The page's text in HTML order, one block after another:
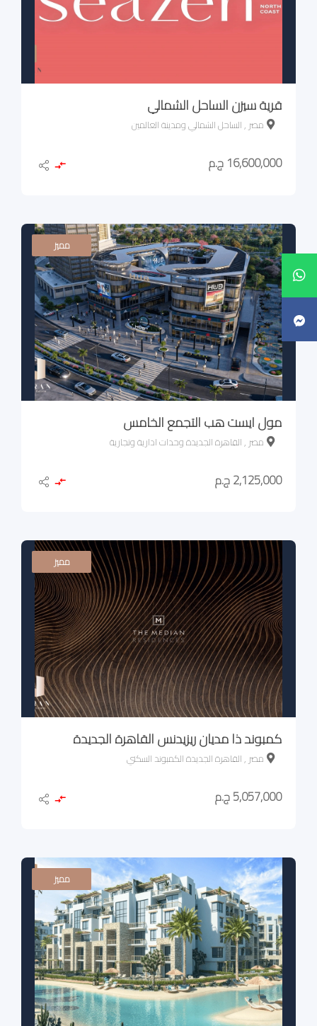
قرية سيزن الساحل الشمالي
مصر , الساحل الشمالي ومدينة العالمين
16,600,000 ج.م
مميز
مول ايست هب التجمع الخامس
مصر , القاهرة الجديدة وحدات ادارية وتجارية
2,125,000 ج.م
مميز
كمبوند ذا مديان ريزيدنس القاهرة الجديدة
مصر , القاهرة الجديدة الكمبوند السكني
5,057,000 ج.م
مميز